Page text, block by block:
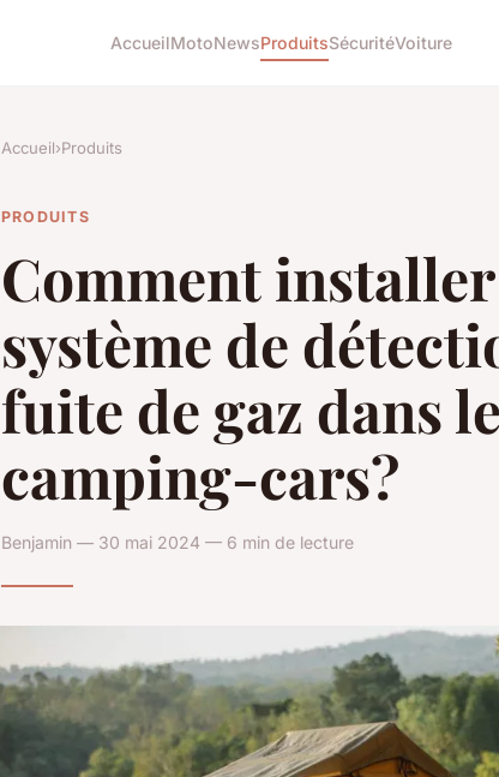
AccueilMotoNewsProduitsSécuritéVoiture
Accueil›Produits
PRODUITS
Comment
système de
fuite de gaz dans
camping-cars?
Benjamin — 30 mai 2024 — 6 min de lecture